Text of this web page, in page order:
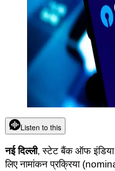
Listen to this
नई दिल्ली, स्टेट बैंक ऑफ
लिए नामांकन प्रक्रिया